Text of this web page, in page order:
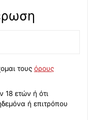
τους όρους
18 ετών ή ότι
ή επιτρόπου